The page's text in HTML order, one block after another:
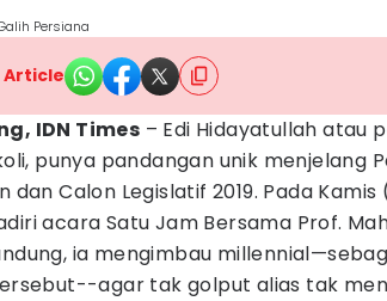
Persiana
Article
IDN Times – Edi Hidayatullah atau
punya pandangan unik menjelang
dan Calon Legislatif 2019. Pada
acara Satu Jam Bersama Prof.
ia mengimbau
agar tak golput alias tak